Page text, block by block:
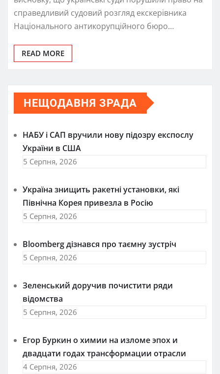
справедливий судовий розгляд екскерівника
Національного антикорупційного бюро…
READ MORE
НЕЩОДАВНЯ ЗРАДА
НАБУ і САП вручили нову підозру експослу
України в США
5 Серпня, 2026
Україна знищить ракетні установки, які
Північна Корея привезла в Росію
5 Серпня, 2026
Bloomberg дізнався про таємну зустріч
5 Серпня, 2026
Зеленський доручив почистити ряди
відомства
5 Серпня, 2026
Егор Буркин о химии на изломе эпох и
двадцати годах трансформации отрасли
4 Серпня, 2026